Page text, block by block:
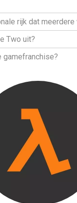
rijk dat
Two uit?